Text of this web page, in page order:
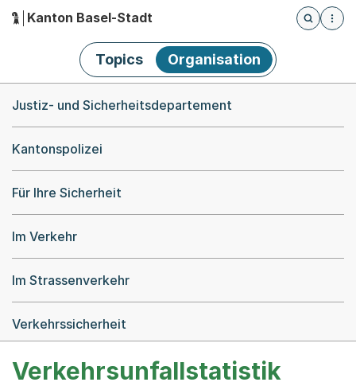
Hauptnavigation
Kanton Basel-Stadt
Öffnet
Topics Organisation
Justiz- und Sicherheitsdepartement
Kantonspolizei
Für Ihre Sicherheit
Im Verkehr
Im Strassenverkehr
Verkehrssicherheit
Verkehrsunfallstatistik